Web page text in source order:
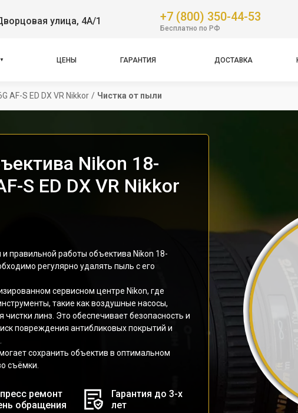
улица, 4А/1 +7 (800) 350-44-53
Бесплатно по РФ
ЦЕНЫ ГАРАНТИЯ ДОСТАВКА
AF-S ED DX VR Nikkor / Чистка от пыли
Nikon 18-
S ED DX VR Nikkor
правильной работы объектива Nikon 18-
регулярно удалять пыль с его
сервисном центре Nikon, где
такие как воздушные насосы,
линз. Это обеспечивает безопасность и
повреждения антибликовых покрытий и
сохранить объектив в оптимальном
съёмки.
ремонт
обращения
Гарантия до 3-х
лет